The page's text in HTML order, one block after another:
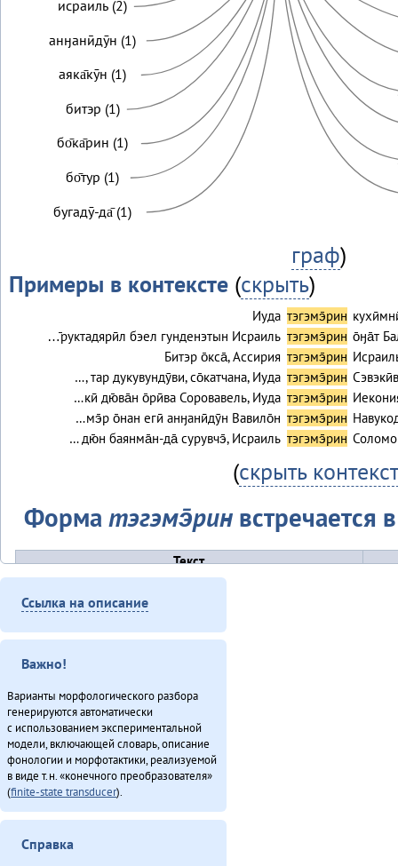
исраиль (2)
анӈанӣдӯн (1)
аяка̄кӯн (1)
битэр (1)
бо̄ка̄рин (1)
бо̄тур (1)
бугадӯ-да̄ (1)
граф)
Примеры в контексте(скрыть)
Иуда тэгэмэ̄рин
…̄руктадярӣл бэел гунденэтын Исраиль тэгэмэ̄рин о̄ӈа̄т
Битэр о̄кса̄, Ассирия тэгэмэ̄рин
…, тар дукувундӯви, со̄катчана, Иуда тэгэмэ̄рин
…кӣ дю̄ва̄н о̄рӣва Соровавель, Иуда тэгэмэ̄рин
…мэ̄р о̄нан егӣ анӈанӣдӯн Вавило̄н тэгэмэ̄рин
… дю̄н баянма̄н-да̄ сурувчэ̄, Исраиль тэгэмэ̄рин
(скрыть контекст
Форматэгэмэ̄рин встречается
Текст
Онё̄вувча̄л Библия Улгӯрилин (2011)
Итого
Ссылка на описание
Важно!
Варианты морфологического разбора
генерируются автоматически
с использованием экспериментальной
модели, включающей словарь, описание
фонологии и морфотактики, реализуемой
в виде т.н. «конечного преобразователя»
(finite-state transducer).
Справка